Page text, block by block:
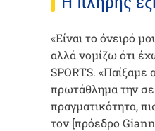
«Είναι το όνειρό
αλλά νομίζω ότι
SPORTS.
πρωτάθλημα την
πραγματικότητα,
τον [πρόεδρο